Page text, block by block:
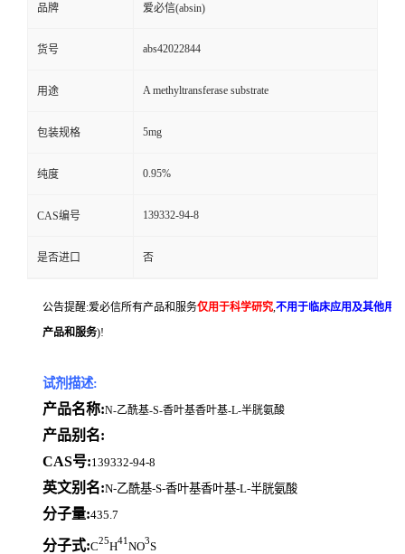
品牌 爱必信(absin)
货号 abs42022844
用途 A methyltransferase substrate
包装规格 5mg
纯度 0.95%
CAS编号 139332-94-8
是否进口 否
公告提醒:爱必信所有产品和服务仅用于科学研究,不用于临床应用及其他用
产品和服务)!
试剂描述:
产品名称:N-乙酰基-S-香叶基香叶基-L-半胱氨酸
产品别名:
CAS号:139332-94-8
英文别名:N-乙酰基-S-香叶基香叶基-L-半胱氨酸
分子量:435.7
分子式:C25H41NO3S